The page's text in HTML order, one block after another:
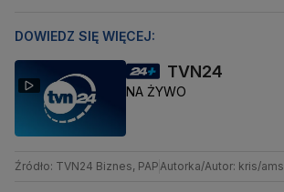
DOWIEDZ SIĘ WIĘCEJ:
TVN24
NA ŻYWO
Źródło: TVN24 Biznes, PAPAutorka/Autor: kris/ams